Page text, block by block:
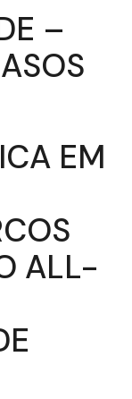
–
EM
ALL-